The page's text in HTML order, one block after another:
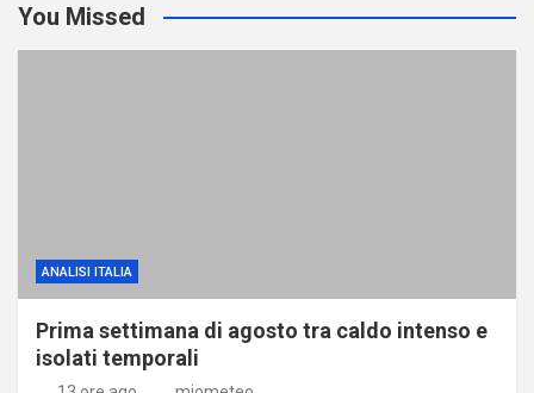
You Missed
ANALISI ITALIA
Prima settimana di agosto tra caldo intenso e
isolati temporali